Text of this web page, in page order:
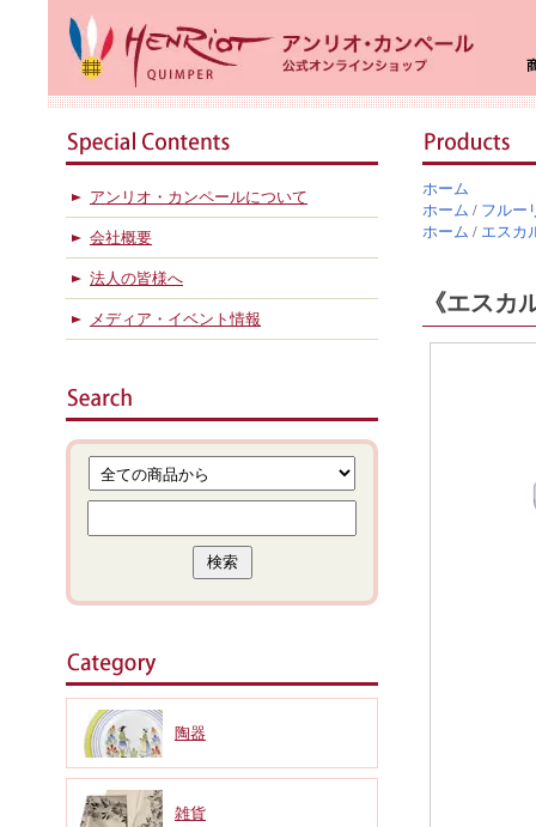
ホーム
ホーム / フルー
ホーム / エスカ
《エス
アンリオ・カンペールについて
会社概要
法人の皆様へ
メディア・イベント情報
陶器
雑貨